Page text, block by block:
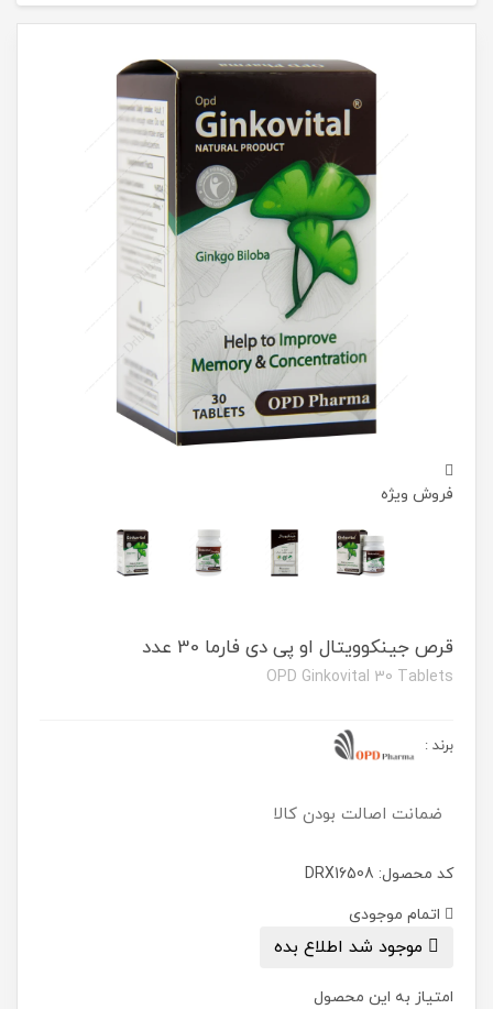
فروش ویژه
قرص جینکوویتال او پی دی فارما 30 عدد
OPD Ginkovital 30 Tablets
برند :
ضمانت اصالت بودن کالا
کد محصول: DRX16508
اتمام موجودی
موجود شد اطلاع بده
امتیاز به این محصول